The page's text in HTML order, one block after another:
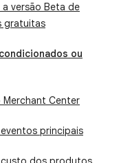
versão Beta de
gratuitas
ou
Center
principais